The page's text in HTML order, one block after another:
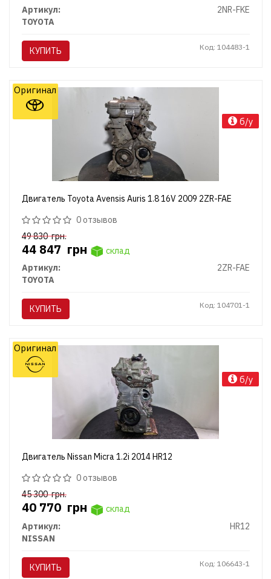
Артикул:
2NR-FKE
TOYOTA
КУПИТЬ Код: 104483-1
Двигатель Toyota Avensis Auris 1.8 16V 2009 2ZR-FAE
0 отзывов
49 830грн.
44 847 грн
склад
Артикул:
2ZR-FAE
TOYOTA
КУПИТЬ Код: 104701-1
Оригинал
б/у
Двигатель Nissan Micra 1.2i 2014 HR12
0 отзывов
45 300грн.
40 770 грн
склад
Артикул:
HR12
NISSAN
КУПИТЬ Код: 106643-1
Оригинал
б/у